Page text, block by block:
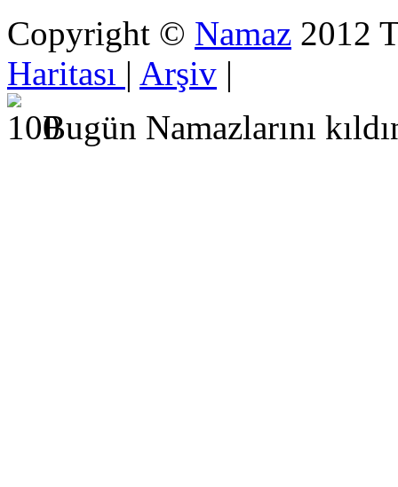
Copyright © Namaz 2012
Haritası | Arşiv |
Bugün Namazlarını